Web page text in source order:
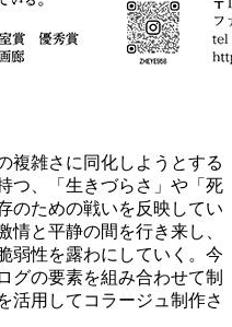
複雑さに同化しようとする
つ、「生きづらさ」や「死
のための戦いを反映してい
情と平静の間を行き来し、
弱性を露わにしていく。今
グの要素を組み合わせて制
活用してコラージュ制作さ